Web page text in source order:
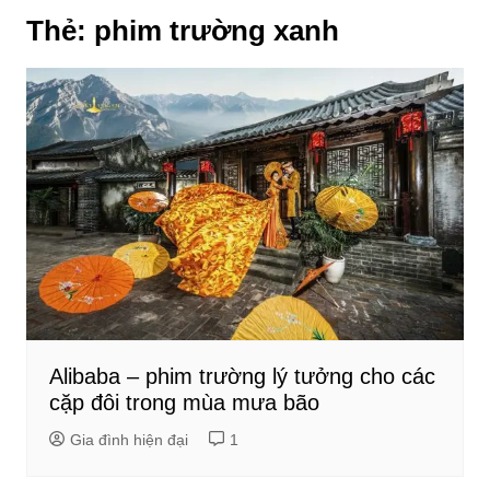
Thẻ: phim trường xanh
Alibaba – phim trường lý tưởng cho các
cặp đôi trong mùa mưa bão
Gia đình hiện đại 1